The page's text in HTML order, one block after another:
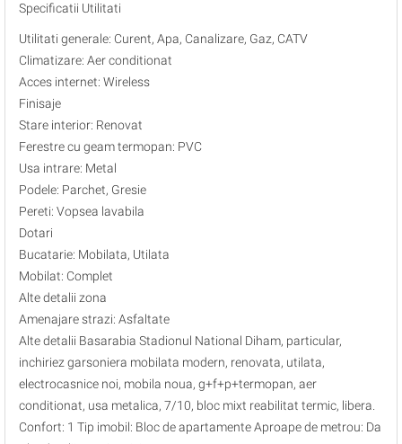
Specificatii Utilitati
Utilitati generale: Curent, Apa, Canalizare, Gaz, CATV
Climatizare: Aer conditionat
Acces internet: Wireless
Finisaje
Stare interior: Renovat
Ferestre cu geam termopan: PVC
Usa intrare: Metal
Podele: Parchet, Gresie
Pereti: Vopsea lavabila
Dotari
Bucatarie: Mobilata, Utilata
Mobilat: Complet
Alte detalii zona
Amenajare strazi: Asfaltate
Alte detalii Basarabia Stadionul National Diham, particular,
inchiriez garsoniera mobilata modern, renovata, utilata,
electrocasnice noi, mobila noua, g+f+p+termopan, aer
conditionat, usa metalica, 7/10, bloc mixt reabilitat termic, libera.
Confort: 1 Tip imobil: Bloc de apartamente Aproape de metrou: Da